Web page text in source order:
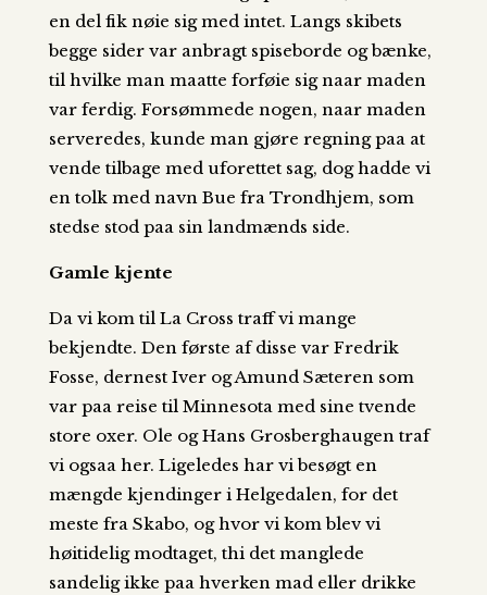
en del fik nøie sig med intet. Langs skibets
begge sider var anbragt spiseborde og bænke,
til hvilke man maatte forføie sig naar maden
var ferdig. Forsømmede nogen, naar maden
serveredes, kunde man gjøre regning paa at
vende tilbage med uforettet sag, dog hadde vi
en tolk med navn Bue fra Trondhjem, som
stedse stod paa sin landmænds side.
Gamle kjente
Da vi kom til La Cross traff vi mange
bekjendte. Den første af disse var Fredrik
Fosse, dernest Iver og Amund Sæteren som
var paa reise til Minnesota med sine tvende
store oxer. Ole og Hans Grosberghaugen traf
vi ogsaa her. Ligeledes har vi besøgt en
mængde kjendinger i Helgedalen, for det
meste fra Skabo, og hvor vi kom blev vi
høitidelig modtaget, thi det manglede
sandelig ikke paa hverken mad eller drikke